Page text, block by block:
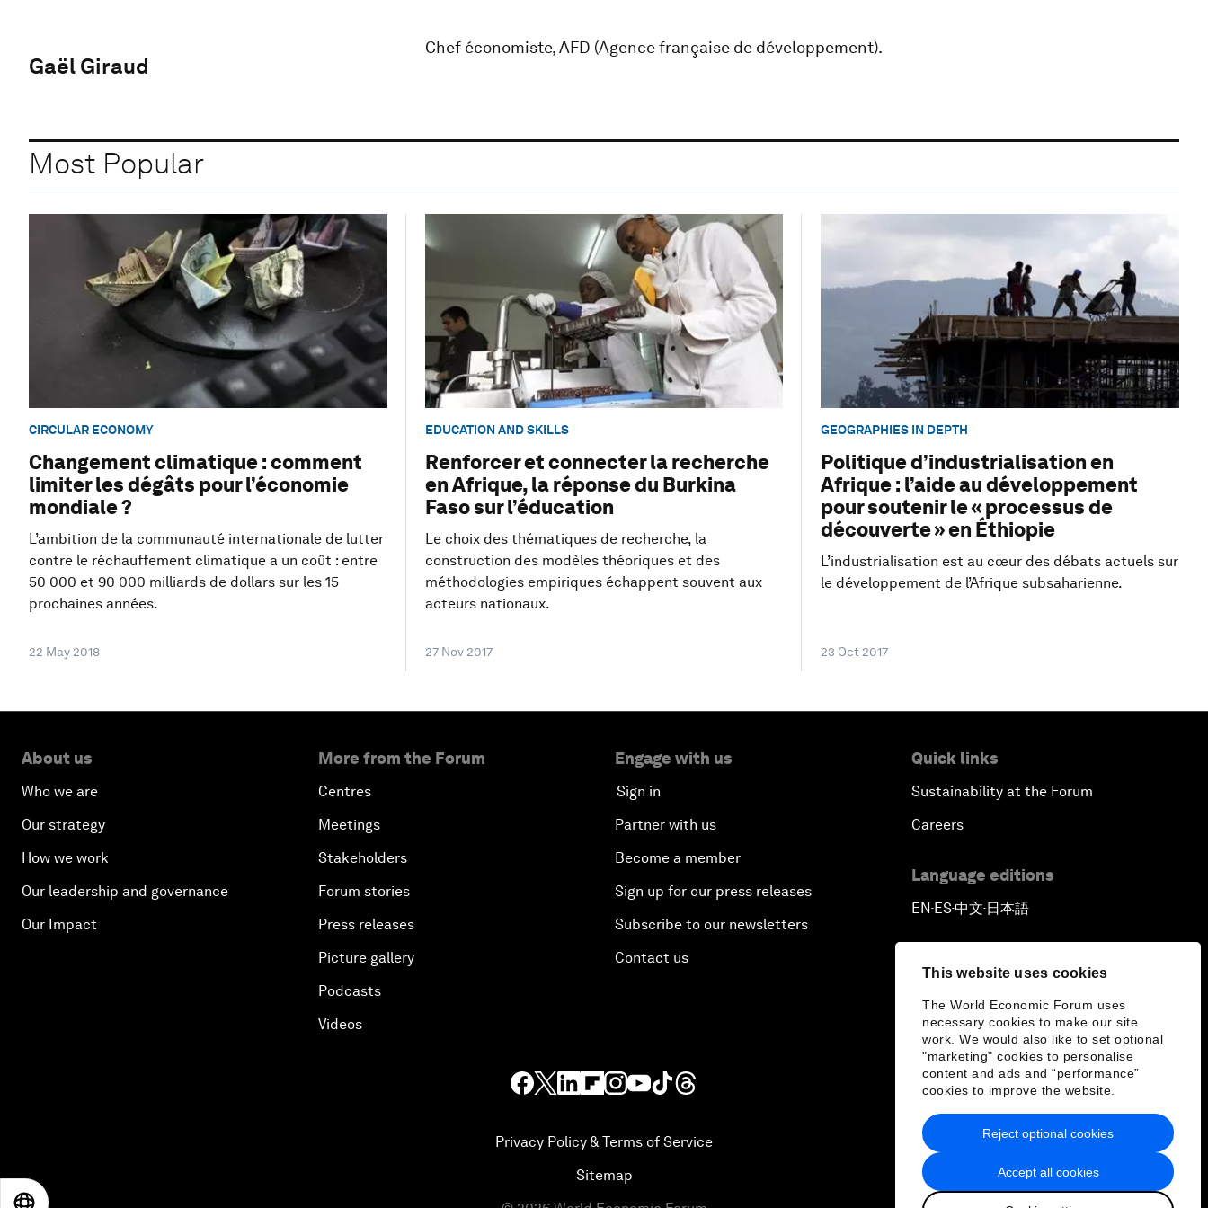
This website uses cookies
The World Economic Forum uses
necessary cookies to make our site
work. We would also like to set optional
"marketing" cookies to personalise
content and ads and “performance”
cookies to improve the website.
Accept all cookies
Reject optional cookies
Gaël Giraud
Chef économiste, AFD (Agence française de développement).
Most Popular
CIRCULAR ECONOMY
Changement climatique : comment
limiter les dégâts pour l’économie
mondiale ?
L’ambition de la communauté internationale de lutter
contre le réchauffement climatique a un coût : entre
50 000 et 90 000 milliards de dollars sur les 15
prochaines années.
22 May 2018
EDUCATION AND SKILLS
Renforcer et connecter la recherche
en Afrique, la réponse du Burkina
Faso sur l’éducation
Le choix des thématiques de recherche, la
construction des modèles théoriques et des
méthodologies empiriques échappent souvent aux
acteurs nationaux.
27 Nov 2017
GEOGRAPHIES IN DEPTH
Politique d’industrialisation en
Afrique : l’aide au développement
pour soutenir le « processus de
découverte » en Éthiopie
L’industrialisation est au cœur des débats actuels sur
le développement de l’Afrique subsaharienne.
23 Oct 2017
About us
Who we are
Our strategy
How we work
Our leadership and governance
Our Impact
More from the Forum
Centres
Meetings
Stakeholders
Forum stories
Press releases
Picture gallery
Podcasts
Videos
Engage with us
Sign in
Partner with us
Become a member
Sign up for our press releases
Subscribe to our newsletters
Contact us
Quick links
Sustainability at the Forum
Careers
Language editions
EN ▪ ES▪中文▪ 日本語
Privacy Policy & Terms of Service
Sitemap